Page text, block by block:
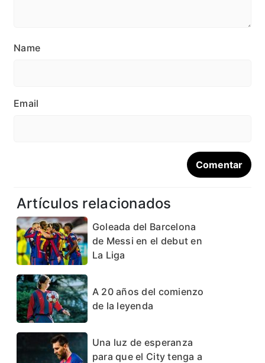
Name
Email
Artículos relacionados
Goleada del Barcelona
de Messi en el debut en
La Liga
A 20 años del comienzo
de la leyenda
Una luz de esperanza
para que el City tenga a